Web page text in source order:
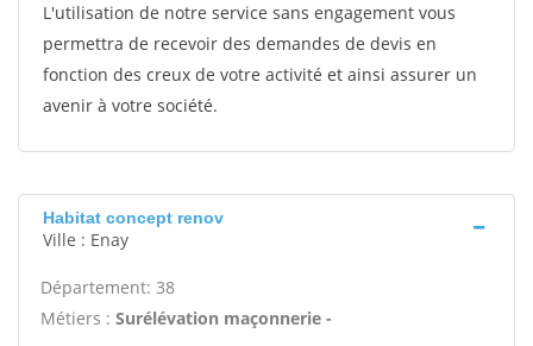
L'utilisation de notre service sans engagement vous
permettra de recevoir des demandes de devis en
fonction des creux de votre activité et ainsi assurer un
avenir à votre société.
Habitat concept renov
Ville : Enay
Département: 38
Métiers : Surélévation maçonnerie -